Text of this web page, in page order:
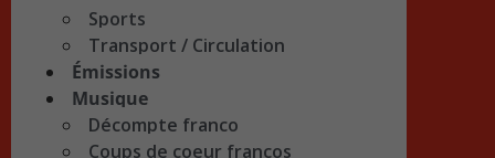
Sports
Transport / Circulation
Émissions
Musique
Décompte franco
Coups de coeur francos